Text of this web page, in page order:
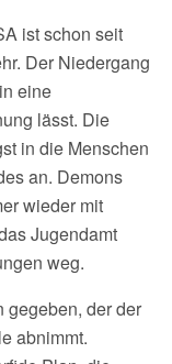
ist schon seit
Der Niedergang
eine
lässt. Die
in die Menschen
an. Demons
wieder mit
Jugendamt
weg.
gegeben, der der
abnimmt.